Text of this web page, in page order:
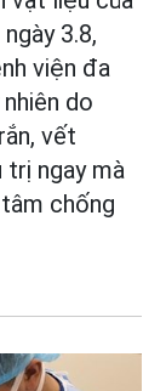
3.8,
viện đa
do
vết
ngay mà
chống